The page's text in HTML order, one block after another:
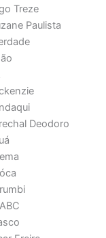
Treze
Paulista
Deodoro